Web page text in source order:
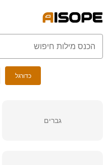
כדורגל
גברים